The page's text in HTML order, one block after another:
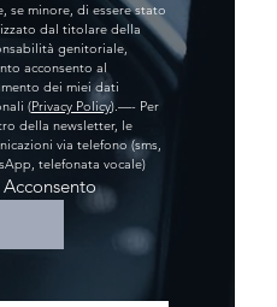
se minore, di essere stato
dal titolare della
genitoriale,
acconsento al
dei miei dati
(Privacy Policy).—- Per
della newsletter, le
via telefono (sms,
telefonata vocale)
Acconsento